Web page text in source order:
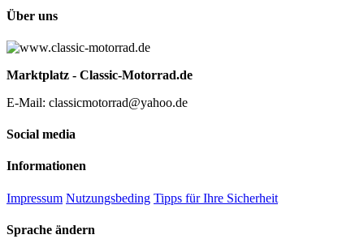
Über uns
Marktplatz - Classic-Motorrad.de
E-Mail: classicmotorrad@yahoo.de
Social media
Informationen
Impressum Nutzungsbeding Tipps für Ihre Sicherheit
Sprache ändern